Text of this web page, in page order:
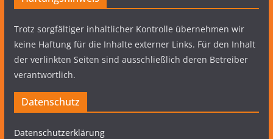
Trotz sorgfältiger inhaltlicher Kontrolle übernehmen wir
keine Haftung für die Inhalte externer Links. Für den Inhalt
der verlinkten Seiten sind ausschließlich deren Betreiber
verantwortlich.
Datenschutz
Datenschutzerklärung